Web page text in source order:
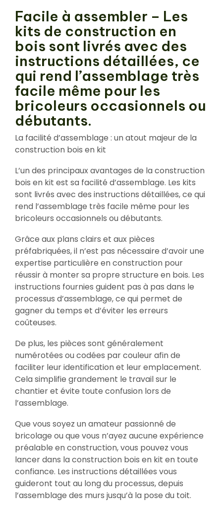
Facile à assembler – Les
kits de construction en
bois sont livrés avec des
instructions détaillées, ce
qui rend l’assemblage très
facile même pour les
bricoleurs occasionnels ou
débutants.
La facilité d’assemblage : un atout majeur de la
construction bois en kit
L’un des principaux avantages de la construction
bois en kit est sa facilité d’assemblage. Les kits
sont livrés avec des instructions détaillées, ce qui
rend l’assemblage très facile même pour les
bricoleurs occasionnels ou débutants.
Grâce aux plans clairs et aux pièces
préfabriquées, il n’est pas nécessaire d’avoir une
expertise particulière en construction pour
réussir à monter sa propre structure en bois. Les
instructions fournies guident pas à pas dans le
processus d’assemblage, ce qui permet de
gagner du temps et d’éviter les erreurs
coûteuses.
De plus, les pièces sont généralement
numérotées ou codées par couleur afin de
faciliter leur identification et leur emplacement.
Cela simplifie grandement le travail sur le
chantier et évite toute confusion lors de
l’assemblage.
Que vous soyez un amateur passionné de
bricolage ou que vous n’ayez aucune expérience
préalable en construction, vous pouvez vous
lancer dans la construction bois en kit en toute
confiance. Les instructions détaillées vous
guideront tout au long du processus, depuis
l’assemblage des murs jusqu’à la pose du toit.